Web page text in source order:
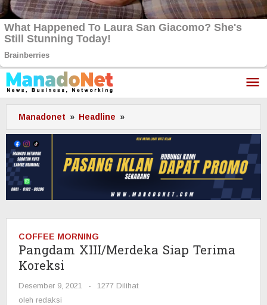
Lewati
ke
konten
Manadonet » Headline »
XIII/Merdeka
Siap
Terima
Koreksi
COFFEE MORNING
Pangdam XIII/Merdeka Siap Terima
Koreksi
Desember 9, 2021
oleh
-
1277 Dilihat
oleh redaksi